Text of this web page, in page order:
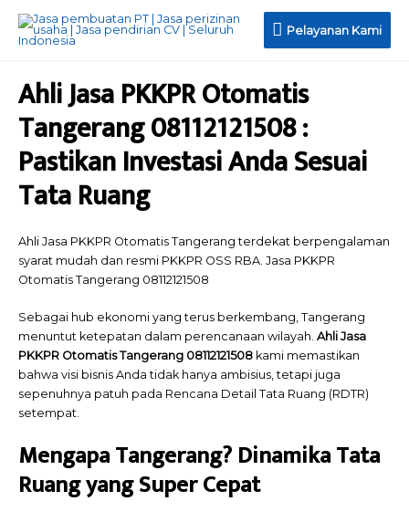
Pelayanan
Pelayanan Kami
Ahli Jasa PKKPR Otomatis
Tangerang 08112121508 :
Pastikan Investasi Anda Sesuai
Tata Ruang
Ahli Jasa PKKPR Otomatis Tangerang terdekat berpengalaman
syarat mudah dan resmi PKKPR OSS RBA. Jasa PKKPR
Otomatis Tangerang 08112121508
Sebagai hub ekonomi yang terus berkembang, Tangerang
menuntut ketepatan dalam perencanaan wilayah. Ahli Jasa
PKKPR Otomatis Tangerang 08112121508 kami memastikan
bahwa visi bisnis Anda tidak hanya ambisius, tetapi juga
sepenuhnya patuh pada Rencana Detail Tata Ruang (RDTR)
setempat.
Mengapa Tangerang? Dinamika Tata
Ruang yang Super Cepat